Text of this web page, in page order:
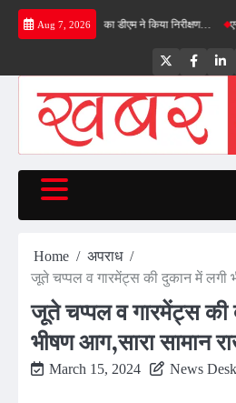
Skip
Aug 7, 2026
बाईपास का डीएम ने किया निरीक्षण…
Twitter
Home
अपराध
जूते चप्पल व गारमेंट्स की दुकान में लगी
जूते चप्पल व गारमेंट्स की
भीषण आग,सारा सामान
March 15, 2024 News Desk